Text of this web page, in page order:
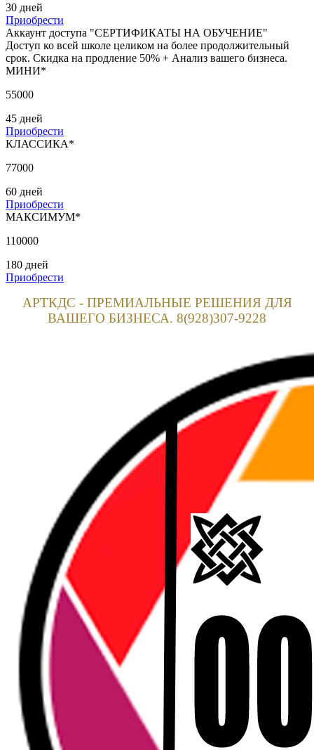
30 дней
Приобрести
Аккаунт доступа "СЕРТИФИКАТЫ НА ОБУЧЕНИЕ"
Доступ ко всей школе целиком на более продолжительный
срок. Скидка на продление 50% + Анализ вашего бизнеса.
МИНИ*
55000
45 дней
Приобрести
КЛАССИКА*
77000
60 дней
Приобрести
МАКСИМУМ*
110000
180 дней
Приобрести
АРТКДС - ПРЕМИАЛЬНЫЕ РЕШЕНИЯ ДЛЯ
ВАШЕГО БИЗНЕСА. 8(928)307-9228